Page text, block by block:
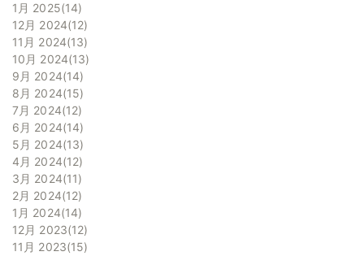
1月 2025 14
12月 2024 12
11月 2024 13
10月 2024 13
9月 2024 14
8月 2024 15
7月 2024 12
6月 2024 14
5月 2024 13
4月 2024 12
3月 2024 11
2月 2024 12
1月 2024 14
12月 2023 12
11月 2023 15